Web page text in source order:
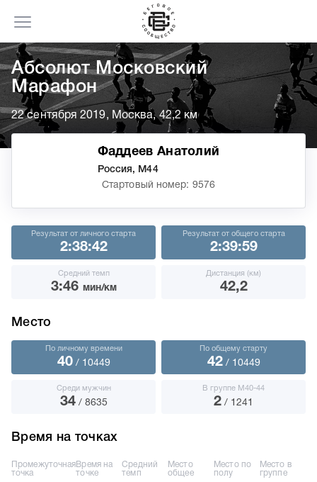
Абсолют Московский
Марафон
22 сентября 2019, Москва, 42,2 км
Фаддеев Анатолий
Россия, М44
Стартовый номер: 9576
Результат от личного старта
2:38:42
Результат от общего старта
2:39:59
Средний темп
3:46 мин/км
Дистанция (км)
42,2
Место
По личному времени
40/ 10449
По общему старту
42/ 10449
Среди мужчин
34/ 8635
В группе М40-44
2 / 1241
Время на точках
Промежуточная
точка
Время на
точке
Средний
темп
Место
общее
Место по
полу
Место в
группе